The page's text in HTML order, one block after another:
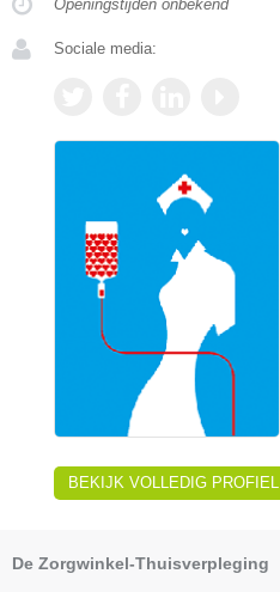
Openingstijden onbekend
Sociale media:
BEKIJK VOLLEDIG PROFIEL
De Zorgwinkel-Thuisverpleging